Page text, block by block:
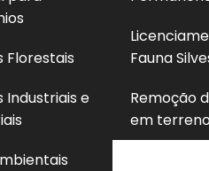
Florestais
Industriais e
Fauna
Remoção
em
Ambiental Cetesb na Cidade
em consulta
das normas técnicas e